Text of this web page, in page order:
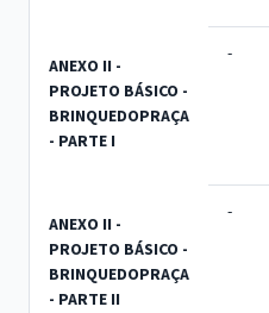
ANEXO II -
PROJETO BÁSICO -
BRINQUEDOPRAÇA
- PARTE I
-
ANEXO II -
PROJETO BÁSICO -
BRINQUEDOPRAÇA
- PARTE II
-